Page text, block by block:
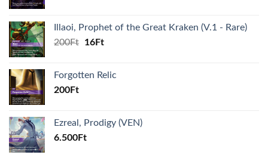
Illaoi, Prophet of the Great Kraken (V.1 - Rare)
200Ft
Original
200Ft.
16FtCurrent
16Ft.
Forgotten Relic
200Ft
Ezreal, Prodigy (VEN)
6.500Ft